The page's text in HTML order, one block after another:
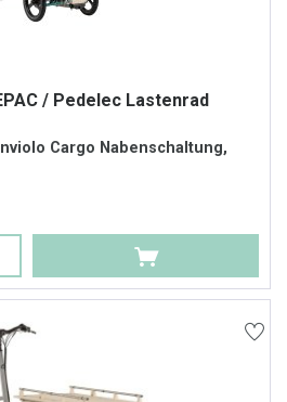
/ Pedelec Lastenrad
Cargo Nabenschaltung,